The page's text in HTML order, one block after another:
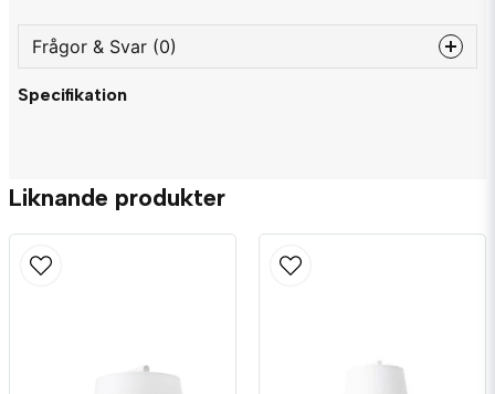
Frågor & Svar (0)
question
Namn
Specifikation
Liknande produkter